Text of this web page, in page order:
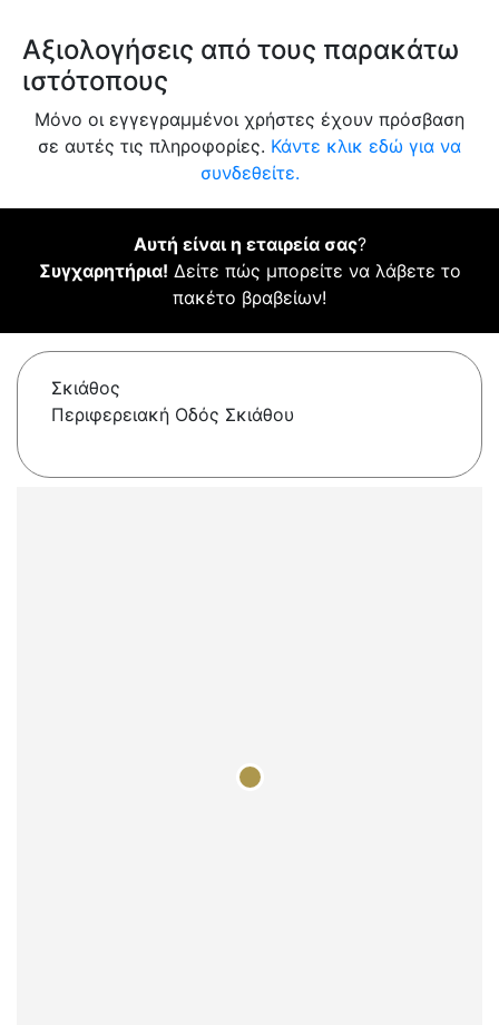
Αξιολογήσεις από τους παρακάτω
ιστότοπους
Μόνο οι εγγεγραμμένοι χρήστες έχουν πρόσβαση
σε αυτές τις πληροφορίες. Κάντε κλικ εδώ για να
συνδεθείτε.
Αυτή είναι η εταιρεία σας?
Συγχαρητήρια! Δείτε πώς μπορείτε να λάβετε το
πακέτο βραβείων!
Σκιάθος
Περιφερειακή Οδός Σκιάθου